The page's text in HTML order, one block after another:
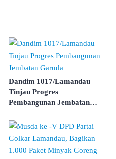
Dandim 1017/Lamandau
Tinjau Progres
Pembangunan Jembatan